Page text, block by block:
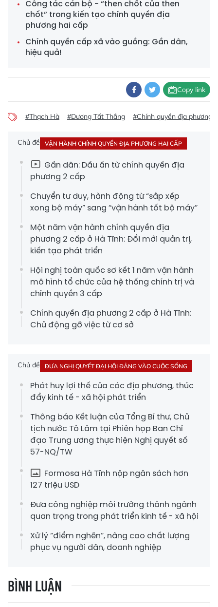
Công tác cán bộ - “then chốt của then
chốt” trong kiến tạo chính quyền địa
phương hai cấp
Chính quyền cấp xã vào guồng: Gần dân,
hiệu quả!
Copy link
#Thạch Hà #Dương Tất Thắng #Chính quyền địa phương
Chủ đề VẬN HÀNH CHÍNH QUYỀN ĐỊA PHƯƠNG HAI CẤP
Gần dân: Dấu ấn từ chính quyền địa
phương 2 cấp
Chuyển tư duy, hành động từ “sắp xếp
xong bộ máy” sang “vận hành tốt bộ máy”
Một năm vận hành chính quyền địa
phương 2 cấp ở Hà Tĩnh: Đổi mới quản trị,
kiến tạo phát triển
Hội nghị toàn quốc sơ kết 1 năm vận hành
mô hình tổ chức của hệ thống chính trị và
chính quyền 3 cấp
Chính quyền địa phương 2 cấp ở Hà Tĩnh:
Chủ động gỡ việc từ cơ sở
Chủ đề ĐƯA NGHỊ QUYẾT ĐẠI HỘI ĐẢNG VÀO CUỘC SỐNG
Phát huy lợi thế của các địa phương, thúc
đẩy kinh tế - xã hội phát triển
Thông báo Kết luận của Tổng Bí thư, Chủ
tịch nước Tô Lâm tại Phiên họp Ban Chỉ
đạo Trung ương thực hiện Nghị quyết số
57-NQ/TW
Formosa Hà Tĩnh nộp ngân sách hơn
127 triệu USD
Đưa công nghiệp môi trường thành ngành
quan trọng trong phát triển kinh tế - xã hội
Xử lý “điểm nghẽn”, nâng cao chất lượng
phục vụ người dân, doanh nghiệp
BÌNH LUẬN